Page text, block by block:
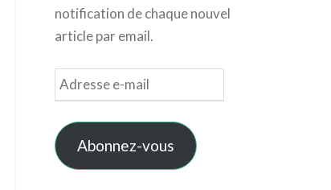
notification de chaque nouvel
article par email.
Adresse
e-
mail
Abonnez-vous